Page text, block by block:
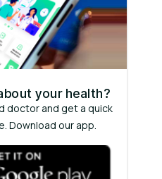
your health?
doctor and get a quick
Download our app.